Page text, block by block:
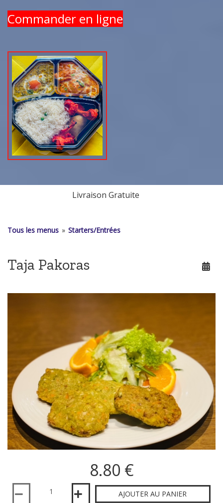
Commander en ligne
Livraison Gratuite
Tous les menus » Starters/Entrées
Taja Pakoras
8.80 €
Quantité
AJOUTER AU PANIER